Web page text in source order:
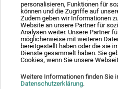
personalisieren, Funktionen für
können und die Zugriffe auf
Zudem geben wir Informationen
Website an unsere Partner für
Analysen weiter. Unsere Partner
möglicherweise mit weiteren
bereitgestellt haben oder die sie
Dienste gesammelt haben. Sie
Cookies, wenn Sie unsere
Weitere Informationen finden Sie
Datenschutzerklärung.
Hier finden Sie die